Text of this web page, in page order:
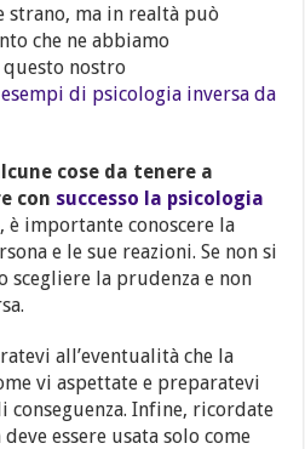
strano, ma in realtà può
che ne abbiamo
nostro
di psicologia inversa da
cose da tenere a
con successo la psicologia
è importante conoscere la
e le sue reazioni. Se non si
scegliere la prudenza e non
all’eventualità che la
vi aspettate e preparatevi
Infine, ricordate
essere usata solo come